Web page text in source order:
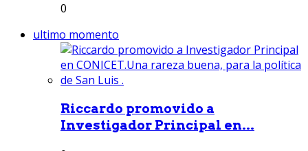
0
ultimo momento
Riccardo promovido a
Investigador Principal en...